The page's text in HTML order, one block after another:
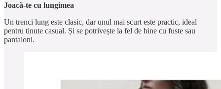
Joacă-te cu lungimea
Un trenci lung este clasic, dar unul mai scurt este practic, ideal
pentru tinute casual. Și se potrivește la fel de bine cu fuste sau
pantaloni.